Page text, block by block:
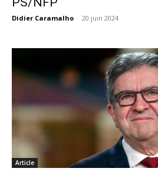
Didier Caramalho - 20 juin 2024
Article